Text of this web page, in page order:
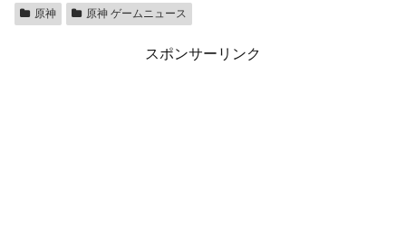
原神 原神 ゲームニュース
スポンサーリンク